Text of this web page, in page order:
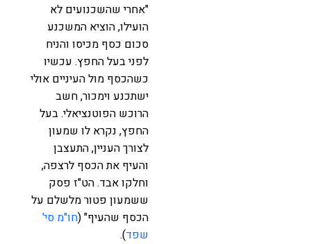
"אחרי שהשכנועים לא
הועילו, הוציא המשכנע
סכום כסף מכיסו והניח
לפני בעל החפץ. עכשיו
כשהכסף מול העיניים אולי
ישתכנע וימכור, חשב
הרוכש הפוטנציאלי. בעל
החפץ, נקרא לו שמעון
לצורך העניין, התעצבן
והעיף את הכסף לרצפה,
וחלקו אבד. הט"ז פסק
ששמעון פטור מלשלם על
הכסף שהעיף" (חו"מ סי'
שפד).